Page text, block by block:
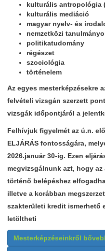
kulturális antropológia
kulturális mediáció
magyar nyelv- és
nemzetközi
politikatudomány
régészet
szociológia
történelem
Az egyes mesterképzésekre
felvételi vizsgán szerzett
vizsgák időpontjáról a
Felhívjuk figyelmét az ú.n.
ELJÁRÁS fontosságára,
2026.január 30-ig. Ezen
megvizsgálnunk azt, hogy
történő belépéshez
illetve a korábban
szakterületi kredit ismerhető
letöltheti
Mesterképzéseinkről